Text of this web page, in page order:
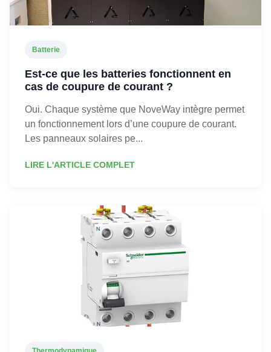
Batterie
Est-ce que les batteries fonctionnent en
cas de coupure de courant ?
Oui. Chaque système que NoveWay intègre permet
un fonctionnement lors d’une coupure de courant.
Les panneaux solaires pe...
LIRE L'ARTICLE COMPLET